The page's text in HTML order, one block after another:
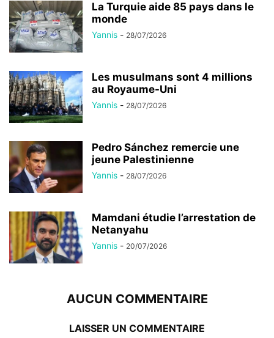
La Turquie aide 85 pays dans le
monde
Yannis - 28/07/2026
Les musulmans sont 4 millions
au Royaume-Uni
Yannis - 28/07/2026
Pedro Sánchez remercie une
jeune Palestinienne
Yannis - 28/07/2026
Mamdani étudie l’arrestation de
Netanyahu
Yannis - 20/07/2026
AUCUN COMMENTAIRE
LAISSER UN COMMENTAIRE